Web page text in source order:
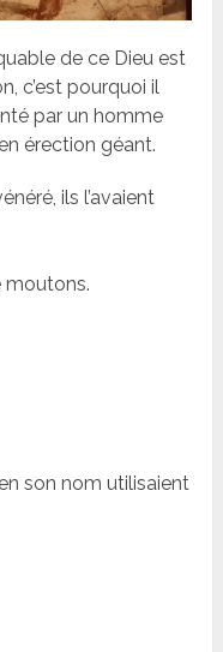
de ce Dieu est
c’est pourquoi il
par un homme
érection géant.
ils l’avaient
moutons.
son nom utilisaient